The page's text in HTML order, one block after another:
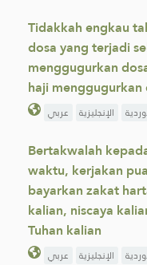
Tidakkah engkau
dosa yang terjadi
menggugurkan
haji
عربي الإنجليزية
Bertakwalah
waktu, kerjakan
bayarkan zakat
kalian, niscaya
Tuhan kalian
عربي الإنجليزية